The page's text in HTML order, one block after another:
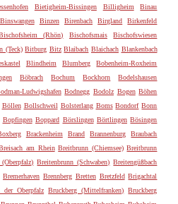
Bietigheim-Bissingen Billigheim
Binau
Binswangen Binzen Birenbach Birgland
Birkenfeld
(Rhön) Bischofsmais
Bischofswiesen
(Teck) Bitburg Bitz Blaibach Blaichach Blankenbach
Blindheim Blumberg
Bobenheim-Roxheim
Böbrach Bochum Bockhorn
Bodelshausen
Ludwigshafen Bodnegg Bodolz Bogen Böhen
Böllen Bollschweil Bolsterlang Boms Bondorf Bonn
Bopfingen Boppard Börslingen Börtlingen Bösingen
Brackenheim Brand Brannenburg
Braubach
am Rhein Breitbrunn (Chiemsee) Breitbrunn
Breitenbrunn (Schwaben) Breitengüßbach
Bremerhaven Brennberg Bretten Bretzfeld Brigachtal
Oberpfalz Bruckberg (Mittelfranken) Bruckberg